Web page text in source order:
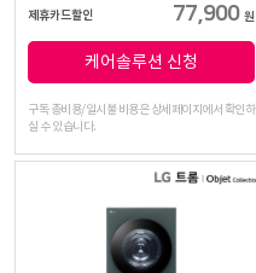
제휴카드할인
77,900 원
케어솔루션 신청
구독 총비용/일시불 비용은 상세페이지에서 확인하
실 수 있습니다.